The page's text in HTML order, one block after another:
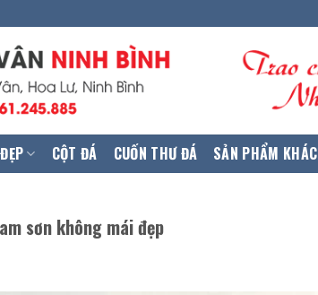
CỘT ĐÁ CUỐN THƯ ĐÁ SẢN PHẨM KHÁC
sơn không mái đẹp